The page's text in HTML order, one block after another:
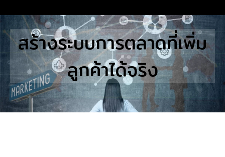
to
content
STUDIES
Search
for:สร้างระบบการตลาดที่เพิ่ม
ลูกค้าได้จริง